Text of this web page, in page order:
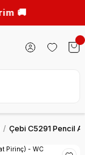
Çebi C5291 Pencil